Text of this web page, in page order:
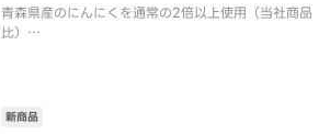
青森県産のにんにくを通常の2倍以上使用（当社商品
比）
【注意事項】
新商品